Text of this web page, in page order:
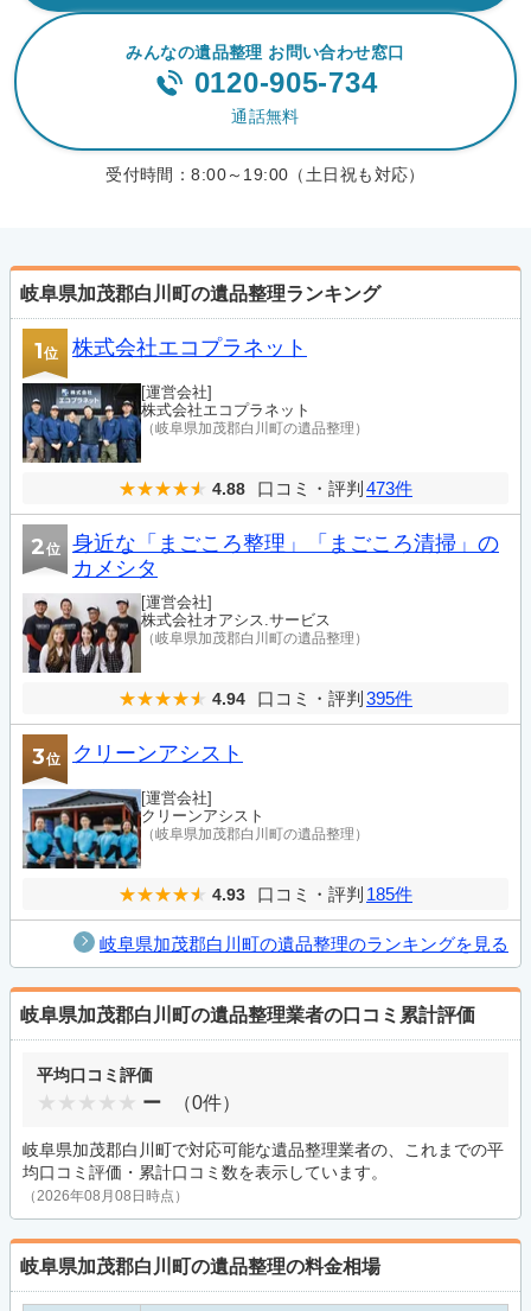
みんなの遺品整理 お問い合わせ窓口
0120-905-734
通話無料
受付時間：8:00～19:00（土日祝も対応）
岐阜県加茂郡白川町の遺品整理ランキング
1位 株式会社エコプラネット
[運営会社]
株式会社エコプラネット
（岐阜県加茂郡白川町の遺品整理）
4.88 口コミ・評判 473件
2位
身近な「まごころ整理」「まごころ清掃」の
カメシタ
[運営会社]
株式会社オアシス.サービス
（岐阜県加茂郡白川町の遺品整理）
4.94 口コミ・評判 395件
3位 クリーンアシスト
[運営会社]
クリーンアシスト
（岐阜県加茂郡白川町の遺品整理）
4.93 口コミ・評判 185件
岐阜県加茂郡白川町の遺品整理のランキングを見る
岐阜県加茂郡白川町の遺品整理業者の口コミ累計評価
平均口コミ評価
ー （0件）
岐阜県加茂郡白川町で対応可能な遺品整理業者の、これまでの平
均口コミ評価・累計口コミ数を表示しています。
（2026年08月08日時点）
岐阜県加茂郡白川町の遺品整理の料金相場